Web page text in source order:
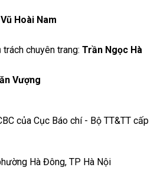
Hoài Nam
chuyên trang: Trần Ngọc Hà
Vượng
của Cục Báo chí - Bộ TT&TT cấp
Hà Đông, TP Hà Nội